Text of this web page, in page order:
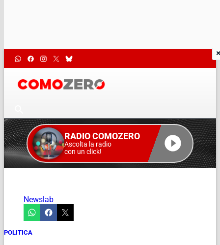
RADIO COMOZERO
Ascolta la radio
con un click!
Newslab
POLITICA